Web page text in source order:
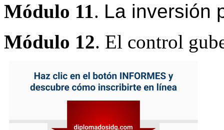
Módulo 11. La inversión
Módulo 12. El control